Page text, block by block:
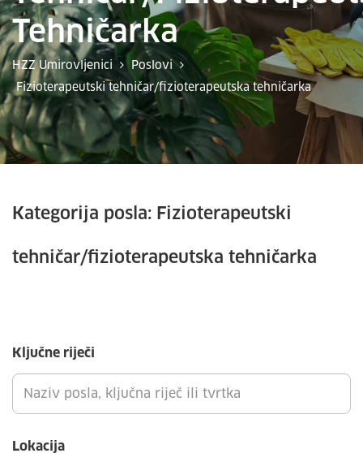
Tehničarka
HZZ Umirovljenici
Poslovi
Fizioterapeutski tehničar/fizioterapeutska tehničarka
Kategorija posla: Fizioterapeutski
tehničar/fizioterapeutska tehničarka
Ključne riječi
Lokacija